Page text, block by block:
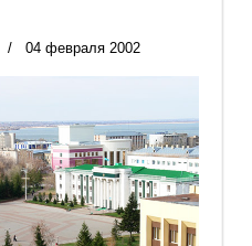
04 февраля 2002